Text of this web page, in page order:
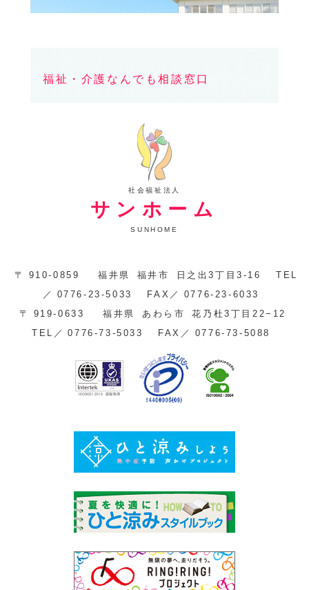
福祉・介護なんでも相談窓口
社会福祉法人
サンホーム
SUNHOME
〒 910-0859 福井県 福井市 日之出3丁目3-16
TEL
／
0776-23-5033 FAX／
0776-23-6033
〒
919-0633 福井県 あわら市
花乃杜3丁目22−12
TEL／
0776-73-5033 FAX／ 0776-73-5088